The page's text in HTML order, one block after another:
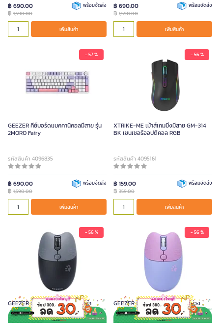
฿ 690.00
฿ 1,590.00
พร้อมจัดส่ง
เพิ่มสินค้า
฿ 690.00
฿ 1,590.00
พร้อมจัดส่ง
เพิ่มสินค้า
- 57 %
GEEZER คีย์บอร์ดแมคคานิคอลมีสาย รุ่น
2MORO Fairy
รหัสสินค้า 4096835
฿ 690.00
฿ 1,590.00
พร้อมจัดส่ง
เพิ่มสินค้า
- 56 %
XTRIKE-ME เม้าส์เกมมิ่งมีสาย GM-314
BK เซนเซอร์ออปติคอล RGB
รหัสสินค้า 4095161
฿ 159.00
฿ 359.00
พร้อมจัดส่ง
เพิ่มสินค้า
- 56 %
GEEZER เมาส์ไร้สาย รุ่น M3AG สีดำ
- 56 %
GEEZER เมาส์ไร้สาย รุ่น M3AG สีม่วง